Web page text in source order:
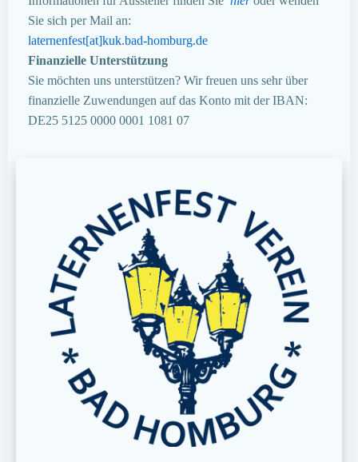
Sie sich per Mail an:
laternenfest[at]kuk.bad-homburg.de
Finanzielle Unterstützung
Sie möchten uns unterstützen? Wir freuen uns sehr über
finanzielle Zuwendungen auf das Konto mit der IBAN:
DE25 5125 0000 0001 1081 07